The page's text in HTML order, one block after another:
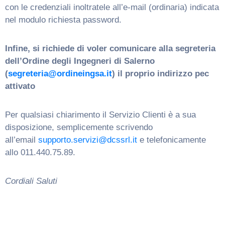
con le credenziali inoltratele all’e-mail (ordinaria) indicata
nel modulo richiesta password.
Infine, si richiede di voler comunicare alla segreteria
dell’Ordine degli Ingegneri di Salerno
(segreteria@ordineingsa.it) il proprio indirizzo pec
attivato
Per qualsiasi chiarimento il Servizio Clienti è a sua
disposizione, semplicemente scrivendo
all’email supporto.servizi@dcssrl.it e telefonicamente
allo 011.440.75.89.
Cordiali Saluti